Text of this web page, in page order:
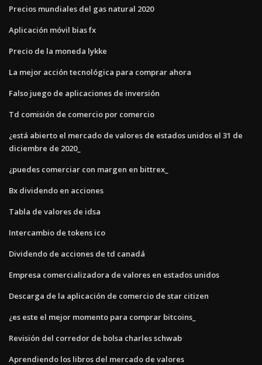
Precios mundiales del gas natural 2020
Aplicación móvil bias fx
Precio de la moneda lykke
La mejor acción tecnológica para comprar ahora
Falso juego de aplicaciones de inversión
Td comisión de comercio por comercio
¿está abierto el mercado de valores de estados unidos el 31 de
diciembre de 2020_
¿puedes comerciar con margen en bittrex_
Bx dividendo en acciones
Tabla de valores de idsa
Intercambio de tokens ico
Dividendo de acciones de td canadá
Empresa comercializadora de valores en estados unidos
Descarga de la aplicación de comercio de star citizen
¿es este el mejor momento para comprar bitcoins_
Revisión del corredor de bolsa charles schwab
Aprendiendo los libros del mercado de valores